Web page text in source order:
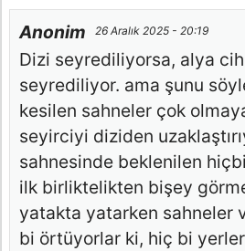
Anonim 26 Aralık 2025 - 20:19
Dizi seyrediliyorsa, alya
seyrediliyor. ama şunu
kesilen sahneler çok
seyirciyi diziden
sahnesinde beklenilen
ilk birliktelikten bişey
yatakta yatarken sahneler
bi örtüyorlar ki, hiç bi